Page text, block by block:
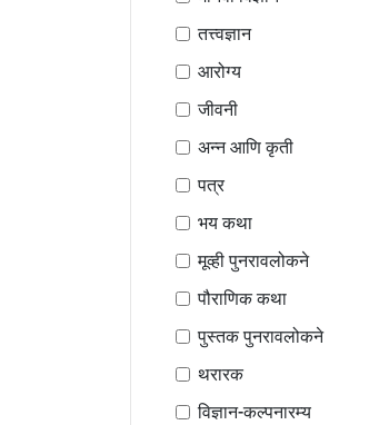
तत्त्वज्ञान
आरोग्य
जीवनी
अन्न आणि कृती
पत्र
भय कथा
मूव्ही पुनरावलोकने
पौराणिक कथा
पुस्तक पुनरावलोकने
थरारक
विज्ञान-कल्पनारम्य